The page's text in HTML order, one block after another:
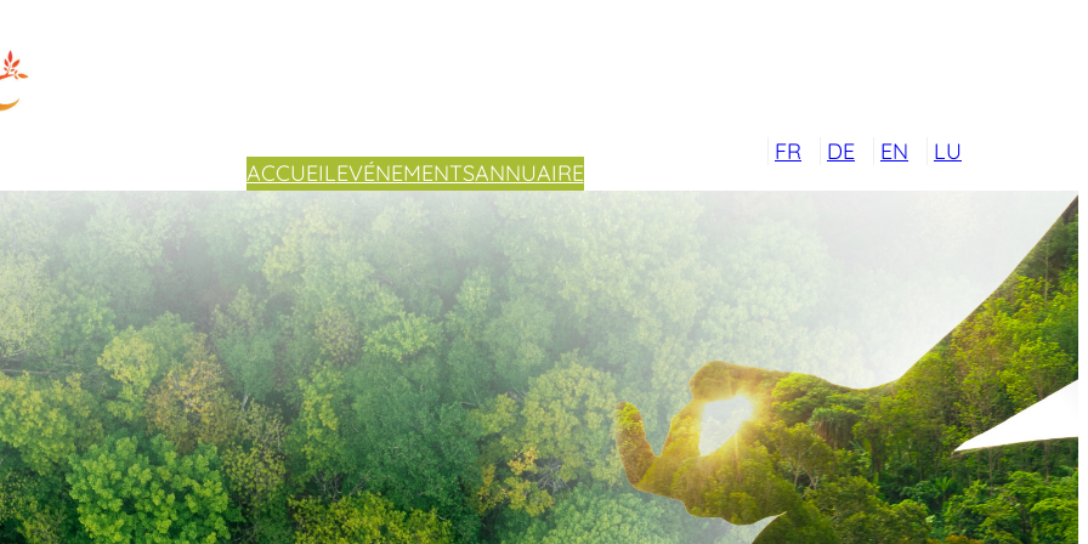
ACCUEILEVÉNEMENTSANNUAIRE
FR DE EN LU